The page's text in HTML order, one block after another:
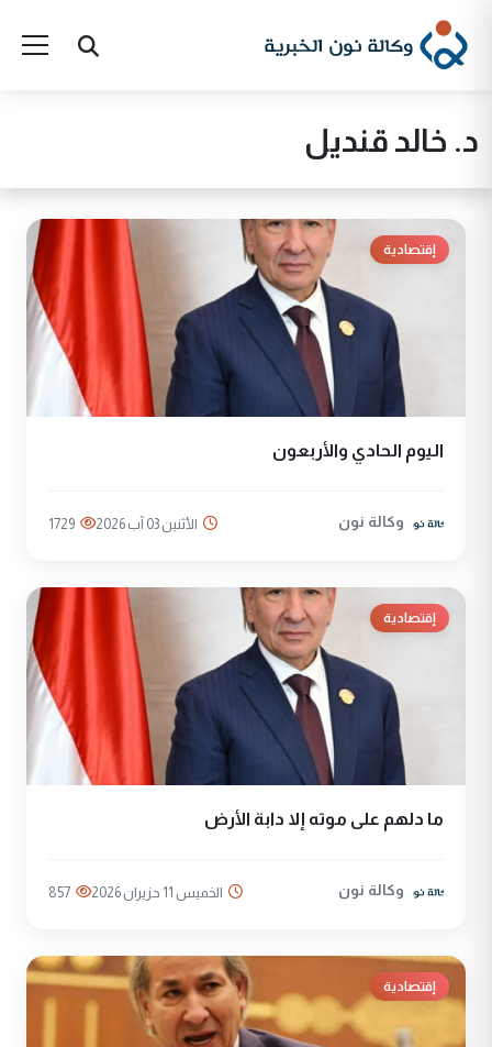
د. خالد قنديل
إقتصادية
اليوم الحادي والأربعون
وكالة نون الأثنين 03 آب 2026 1729
إقتصادية
ما دلهم على موته إلا دابة الأرض
وكالة نون الخميس 11 حزيران 2026 857
إقتصادية